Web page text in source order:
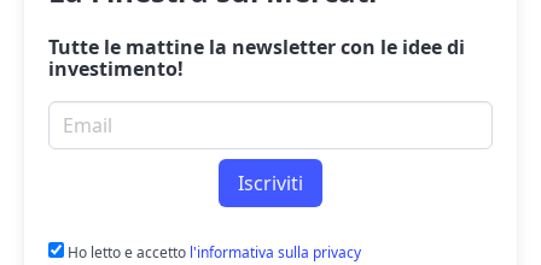
Tutte le mattine la newslettercon le idee di
investimento!
Email per newsletter
Iscriviti
Ho letto e accetto l'informativa sulla privacy